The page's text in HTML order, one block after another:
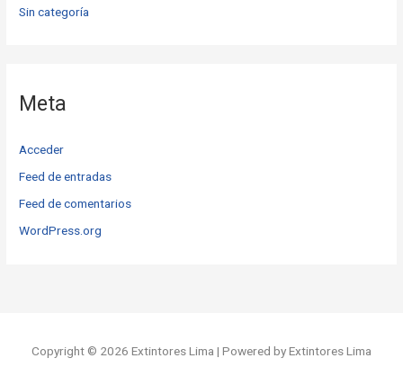
Sin categoría
Meta
Acceder
Feed de entradas
Feed de comentarios
WordPress.org
Copyright © 2026 Extintores Lima | Powered by Extintores Lima